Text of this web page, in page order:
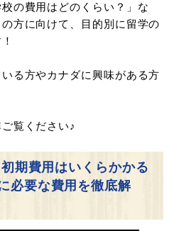
の費用はどのくらい？」な
方に向けて、目的別に留学の
る方やカナダに興味がある方
覧ください♪
期費用はいくらかかる
必要な費用を徹底解